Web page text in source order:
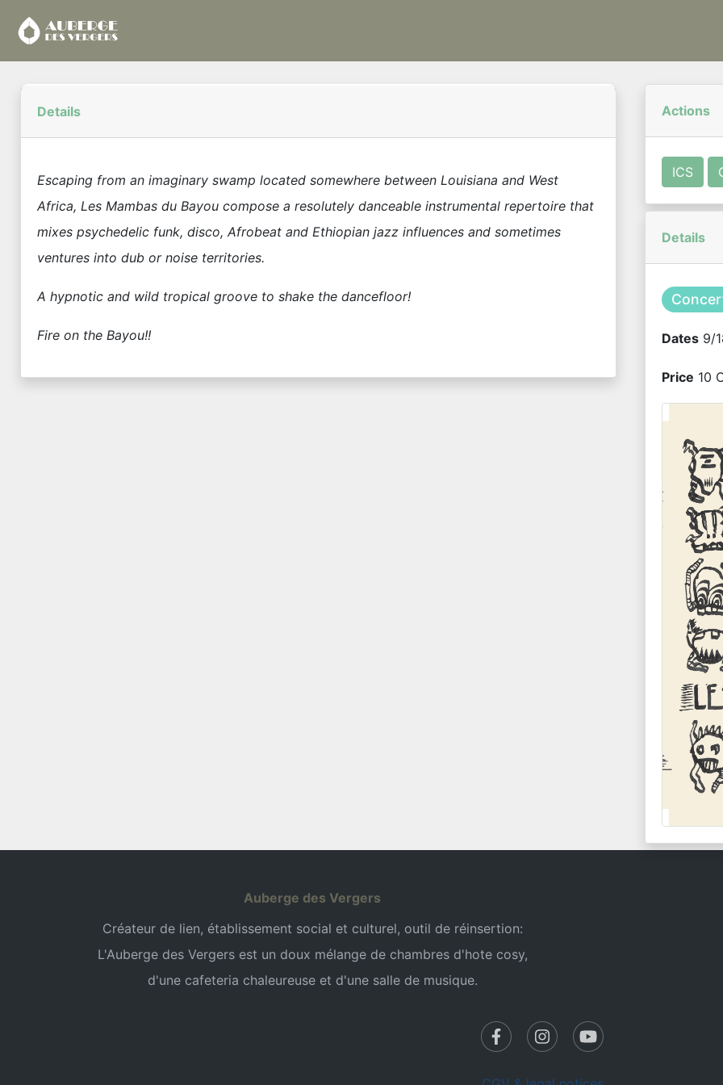
Details
Escaping from an imaginary swamp located somewhere between Louisiana and West
Africa, Les Mambas du Bayou compose a resolutely danceable instrumental repertoire that
mixes psychedelic funk, disco, Afrobeat and Ethiopian jazz influences and sometimes
ventures into dub or noise territories.
A hypnotic and wild tropical groove to shake the dancefloor!
Fire on the Bayou!!
Actions
ICS
Details
Dates 9/
Price 10
Auberge des Vergers
Créateur de lien, établissement social et culturel, outil de réinsertion:
L'Auberge des Vergers est un doux mélange de chambres d'hote cosy,
d'une cafeteria chaleureuse et d'une salle de musique.